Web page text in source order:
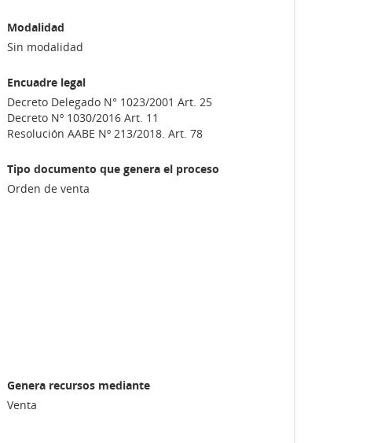
Modalidad
Sin modalidad
Encuadre legal
Decreto Delegado N° 1023/2001 Art. 25
Decreto Nº 1030/2016 Art. 11
Resolución AABE Nº 213/2018. Art. 78
Tipo documento que genera el proceso
Orden de venta
Genera recursos mediante
Venta